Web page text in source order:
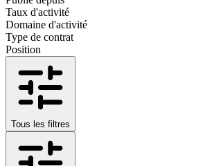
Taux d'activité
Domaine d'activité
Type de contrat
Position
Tous les filtres